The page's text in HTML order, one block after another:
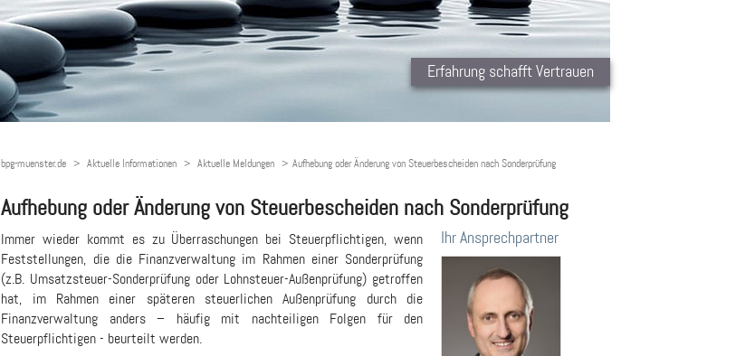
Erfahrung schafft Vertrauen
bpg-muenster.de Aktuelle Informationen Aktuelle Meldungen Aufhebung oder Änderung von Steuerbescheiden nach Sonderprüfung
Aufhebung oder Änderung von Steuerbescheiden nach Sonderprüfung
Ihr Ansprechpartner
Immer wieder kommt es zu Überraschungen bei Steuerpflichtigen, wenn
Feststellungen, die die Finanzverwaltung im Rahmen einer Sonderprüfung
(z.B. Umsatzsteuer-Sonderprüfung oder Lohnsteuer-Außenprüfung) getroffen
hat, im Rahmen einer späteren steuerlichen Außenprüfung durch die
Finanzverwaltung anders – häufig mit nachteiligen Folgen für den
Steuerpflichtigen - beurteilt werden.